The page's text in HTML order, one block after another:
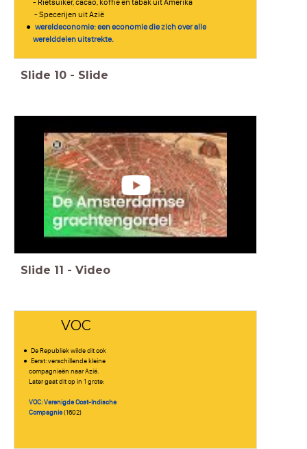
- Rietsuiker, cacao, koffie en tabak uit Amerika
- Specerijen uit Azië
wereldeconomie: een economie die zich over alle
werelddelen uitstrekte.
Slide 10 - Slide
Slide 11 - Video
VOC
De Republiek wilde dit ook
Eerst: verschillende kleine
compagnieën naar Azië.
Later gaat dit op in 1 grote:
VOC: Verenigde Oost-Indische
Compagnie(1602)